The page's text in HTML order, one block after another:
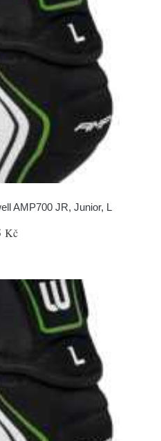
AMP700 JR, Junior, L
Kč